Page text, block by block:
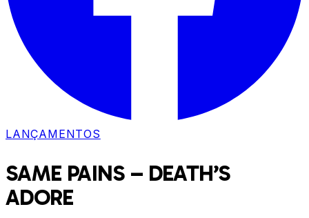
LANÇAMENTOS
SAME PAINS – DEATH’S
ADORE